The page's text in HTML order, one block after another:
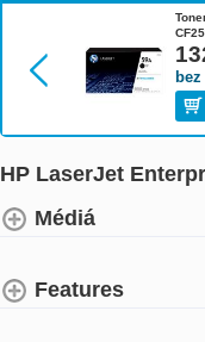
bez
HP LaserJet
Médiá
Features